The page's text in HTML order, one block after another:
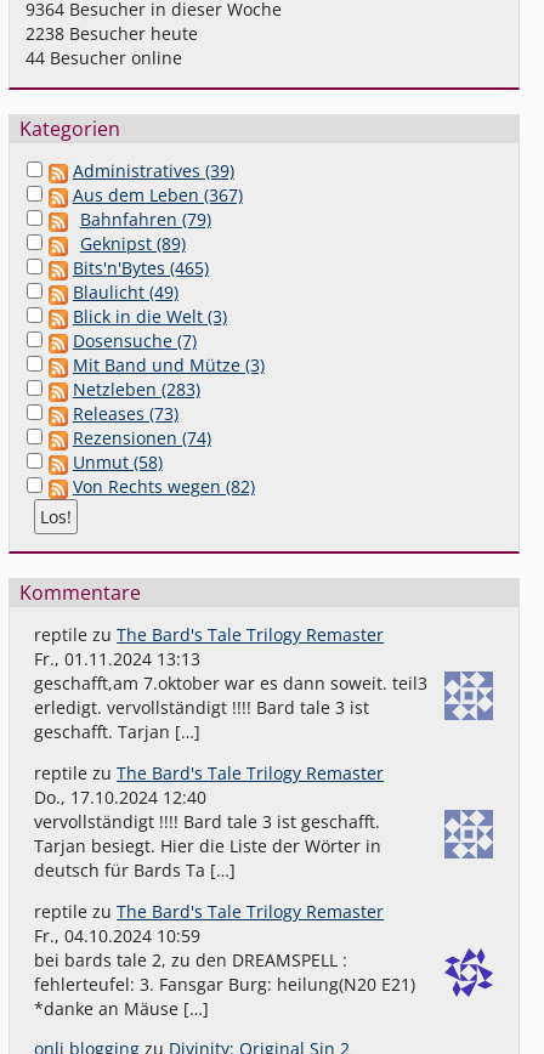
9364 Besucher in dieser Woche
2238 Besucher heute
44 Besucher online
Kategorien
Administratives (39)
Aus dem Leben (367)
Bahnfahren (79)
Geknipst (89)
Bits'n'Bytes (465)
Blaulicht (49)
Blick in die Welt (3)
Dosensuche (7)
Mit Band und Mütze (3)
Netzleben (283)
Releases (73)
Rezensionen (74)
Unmut (58)
Von Rechts wegen (82)
Kommentare
reptile zuThe Bard's Tale Trilogy Remaster
Fr., 01.11.2024 13:13
geschafft,am 7.oktober war es dann soweit. teil3
erledigt. vervollständigt !!!! Bard tale 3 ist
geschafft. Tarjan […]
reptile zuThe Bard's Tale Trilogy Remaster
Do., 17.10.2024 12:40
vervollständigt !!!! Bard tale 3 ist geschafft.
Tarjan besiegt. Hier die Liste der Wörter in
deutsch für Bards Ta […]
reptile zuThe Bard's Tale Trilogy Remaster
Fr., 04.10.2024 10:59
bei bards tale 2, zu den DREAMSPELL :
fehlerteufel: 3. Fansgar Burg: heilung(N20 E21)
*danke an Mäuse […]
onli blogging zu Divinity: Original Sin 2